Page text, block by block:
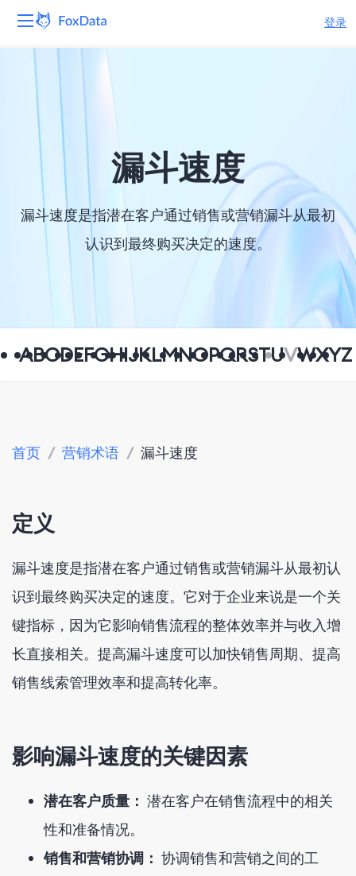
登录
产品
解决方案 漏斗速度
漏斗速度是指潜在客户通过销售或营销漏斗从最初
认识到最终购买决定的速度。
ABCDEFGHIJKLMNOPQRSTUVWXYZ
首页 / 营销术语 / 漏斗速度
定义
漏斗速度是指潜在客户通过销售或营销漏斗从最初认
识到最终购买决定的速度。它对于企业来说是一个关
键指标，因为它影响销售流程的整体效率并与收入增
长直接相关。提高漏斗速度可以加快销售周期、提高
销售线索管理效率和提高转化率。
影响漏斗速度的关键因素
潜在客户质量： 潜在客户在销售流程中的相关
性和准备情况。
销售和营销协调： 协调销售和营销之间的工